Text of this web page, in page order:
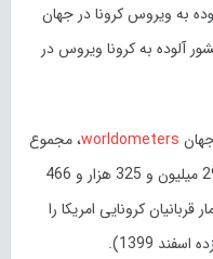
به ویروس کرونا در جهان
آلوده به کرونا ویروس در
worldometers، مجموع
آمار مبتلایان به ویروس کرونا در آمریکا را 29 میلیون و 325 هزار و 466
کرونایی امریکا را